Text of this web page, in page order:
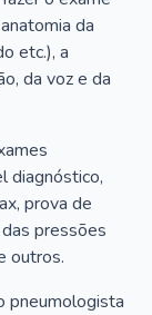
da
etc.), a
da voz e da
diagnóstico,
prova de
pressões
outros.
pneumologista